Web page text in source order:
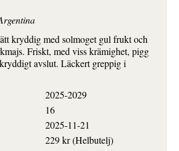
kryddig med solmoget gul frukt och
Friskt, med viss krämighet, pigg
avslut. Läckert greppig i
2025-2029
16
2025-11-21
229 kr (Helbutelj)